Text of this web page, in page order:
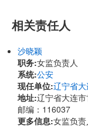
相关责任人
沙晓颖
职务:女监负责人
系统:公安
现任单位:辽宁省大
地址:辽宁省大连
邮编：116037
更多信息:女监负